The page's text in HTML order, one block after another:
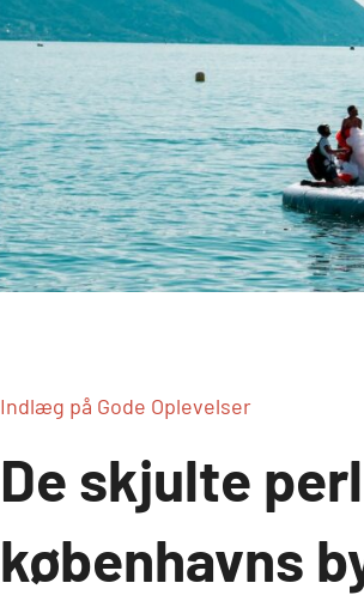
Indlæg på Gode Oplevelser
De skjulte
københavns